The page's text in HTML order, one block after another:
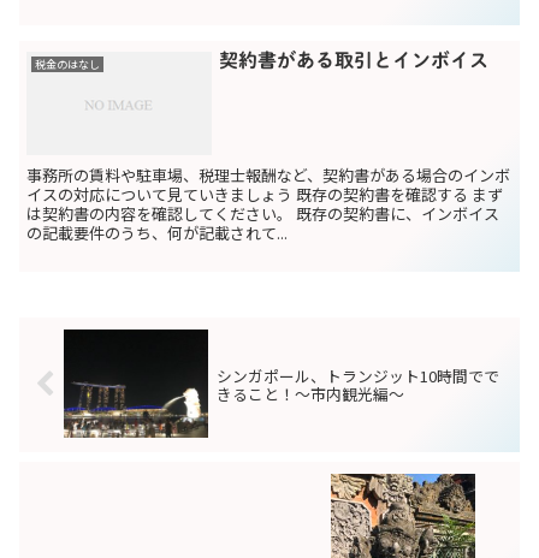
税金のはなし 契約書がある取引とインボイス
事務所の賃料や駐車場、税理士報酬など、契約書がある場合のインボ
イスの対応について見ていきましょう 既存の契約書を確認する まず
は契約書の内容を確認してください。 既存の契約書に、インボイス
の記載要件のうち、何が記載されて...
シンガポール、トランジット10時間でで
きること！～市内観光編～